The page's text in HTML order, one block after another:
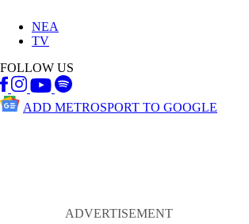
ΝΕΑ
TV
FOLLOW US
ADD METROSPORT TO GOOGLE